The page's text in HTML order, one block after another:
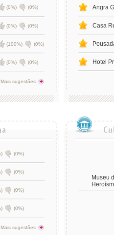
(0%) (0%)
(0%) (0%)
(100%) (0%)
(0%) (0%)
Mais sugestões
Angra
Casa
Hotel
(0%)
(0%)
(0%)
(0%)
Mais sugestões
Museu